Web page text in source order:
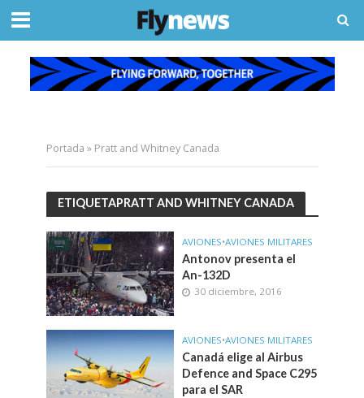
Portada » Pratt and Whitney Canada
ETIQUETAPRATT AND WHITNEY CANADA
AVIONES•AVIONES MILITARES
Antonov presenta el
An-132D
30 diciembre, 2016
AVIONES•AVIONES MILITARES
Canadá elige al Airbus
Defence and Space C295
para el SAR